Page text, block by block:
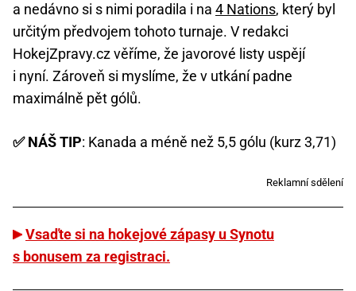
a nedávno si s nimi poradila i na 4 Nations, který byl
určitým předvojem tohoto turnaje. V redakci
HokejZpravy.cz věříme, že javorové listy uspějí
i nyní. Zároveň si myslíme, že v utkání padne
maximálně pět gólů.
✅ NÁŠ TIP: Kanada a méně než 5,5 gólu (kurz 3,71)
Reklamní sdělení
Vsaďte si na hokejové zápasy u Synotu
s bonusem za registraci.